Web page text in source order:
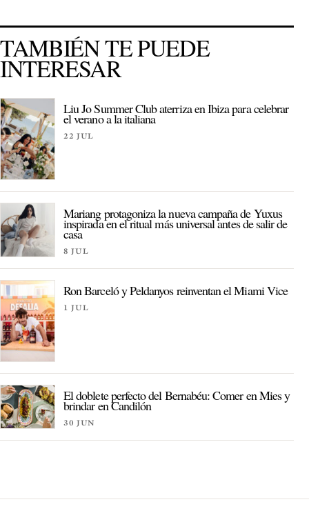
TAMBIÉN TE PUEDE
INTERESAR
Liu Jo Summer Club aterriza en Ibiza para celebrar
el verano a la italiana
22 JUL
Mariang protagoniza la nueva campaña de Yuxus
inspirada en el ritual más universal antes de salir de
casa
8 JUL
Ron Barceló y Peldanyos reinventan el Miami Vice
1 JUL
El doblete perfecto del Bernabéu: Comer en Mies y
brindar en Candilón
30 JUN